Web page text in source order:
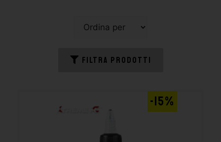
FILTRA PRODOTTI
-15%